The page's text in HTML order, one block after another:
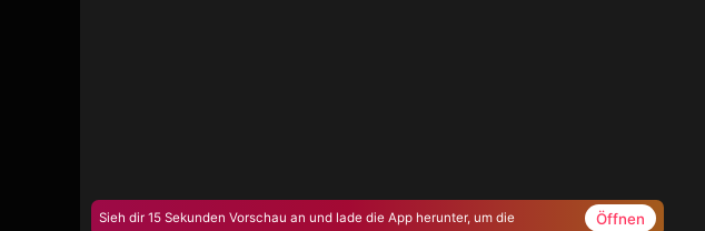
Sieh dir 15 Sekunden Vorschau an und lade die App herunter, um die Öffnen